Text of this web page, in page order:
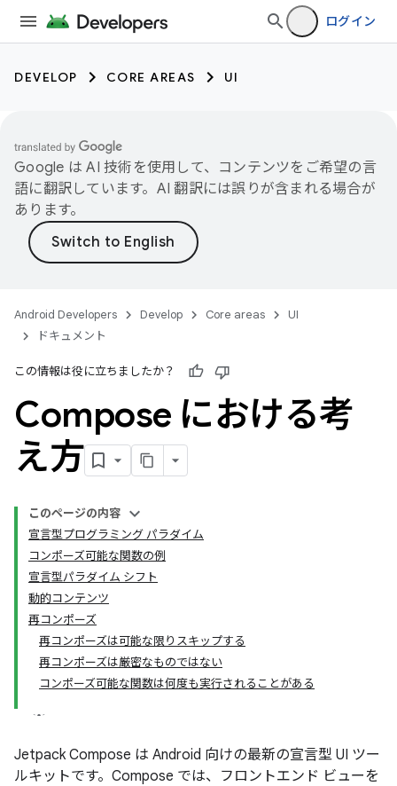
ログイン
DEVELOP CORE AREAS UI
Google は AI 技術を使用して、コンテンツをご希望の言
語に翻訳しています。AI 翻訳には誤りが含まれる場合が
あります。
Android Developers Develop Core areas
UI
ドキュメント
この情報は役に立ちましたか？
Compose における考
え方
このページの内容
宣言型プログラミング パラダイム
コンポーズ可能な関数の例
宣言型パラダイム シフト
動的コンテンツ
再コンポーズ
再コンポーズは可能な限りスキップする
再コンポーズは厳密なものではない
コンポーズ可能な関数は何度も実行されることがある
Jetpack Compose は Android 向けの最新の宣言型 UI ツー
ルキットです。Compose では、フロントエンド ビューを